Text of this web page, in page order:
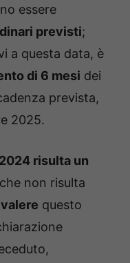
essere
previsti;
a questa data, è
di 6 mesi dei
prevista,
2025.
risulta un
non risulta
questo